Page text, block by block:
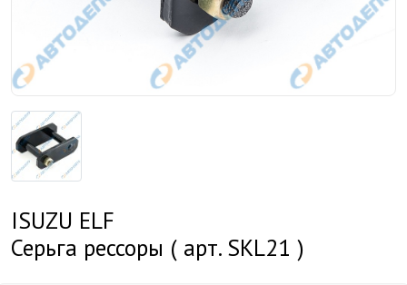
ISUZU ELF
Серьга рессоры ( арт. SKL21 )